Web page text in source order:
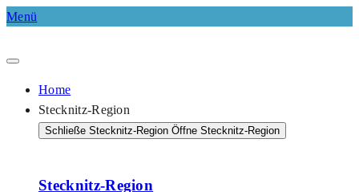
Menü
Home
Stecknitz-Region
Schließe Stecknitz-Region Öffne Stecknitz-Region
Stecknitz-Region